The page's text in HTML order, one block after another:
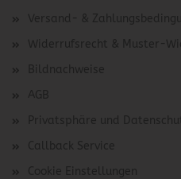
Versand- &
Widerrufsrecht & Muster-
Bildnachweise
AGB
Privatsphäre und
Callback Service
Cookie Einstellungen